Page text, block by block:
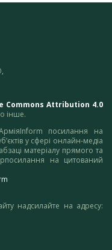
Commons Attribution 4.0
інше.
посилання на
у сфері онлайн-медіа
матеріалу прямого та
на цитований
надсилайте на адресу: